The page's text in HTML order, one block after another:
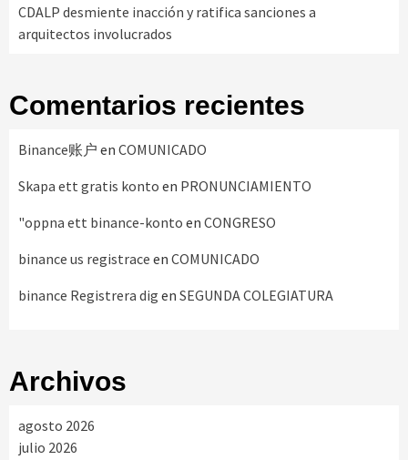
CDALP desmiente inacción y ratifica sanciones a
arquitectos involucrados
Comentarios recientes
Binance账户 en COMUNICADO
Skapa ett gratis konto en PRONUNCIAMIENTO
"oppna ett binance-konto en CONGRESO
binance us registrace en COMUNICADO
binance Registrera dig en SEGUNDA COLEGIATURA
Archivos
agosto 2026
julio 2026